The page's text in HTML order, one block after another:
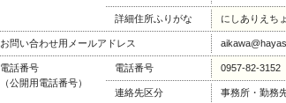
詳細住所ふりがな にしありえち
お問い合わせ用メールアドレス
電話番号
（公開用電話番号）
電話番号 0957-82-3152
連絡先区分 事務所・勤務